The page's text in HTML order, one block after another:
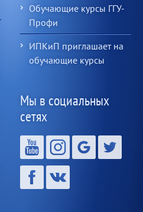
Обучающие курсы ГГУ-
Профи
ИПКиП приглашает на
обучающие курсы
Мы в социальных
сетях